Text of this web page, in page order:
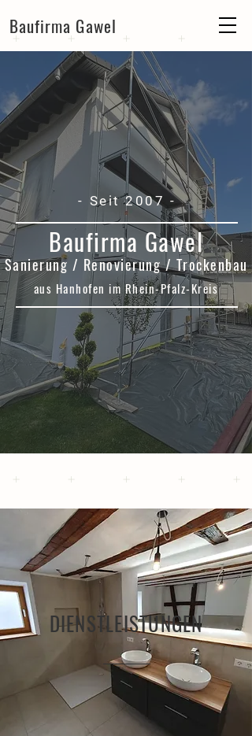
Baufirma Gawel
- Seit 2007 -
Baufirma Gawel
Sanierung / Renovierung / Trockenbau
aus Hanhofen im Rhein-Pfalz-Kreis
DIENSTLEISTUNGEN